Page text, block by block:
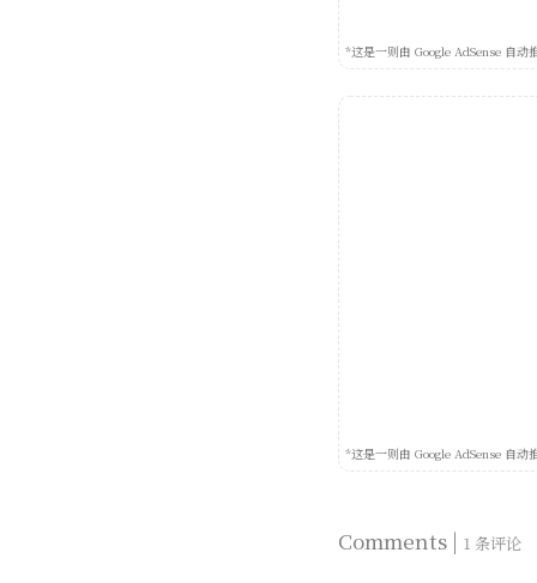
*这是一则由 Google AdSense 自动
*这是一则由 Google AdSense 自动
Comments | 1 条评论